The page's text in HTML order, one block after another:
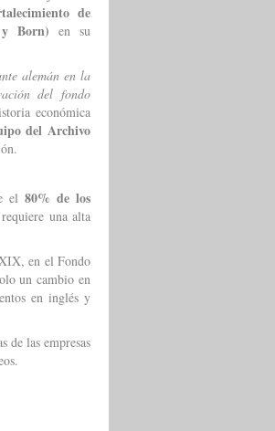
de
Born) en su
alemán en la
del fondo
económica
del Archivo
el80% de los
una alta
en el Fondo
un cambio en
en inglés y
de las empresas